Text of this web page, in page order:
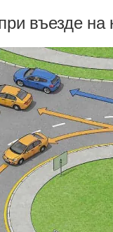
въезде на